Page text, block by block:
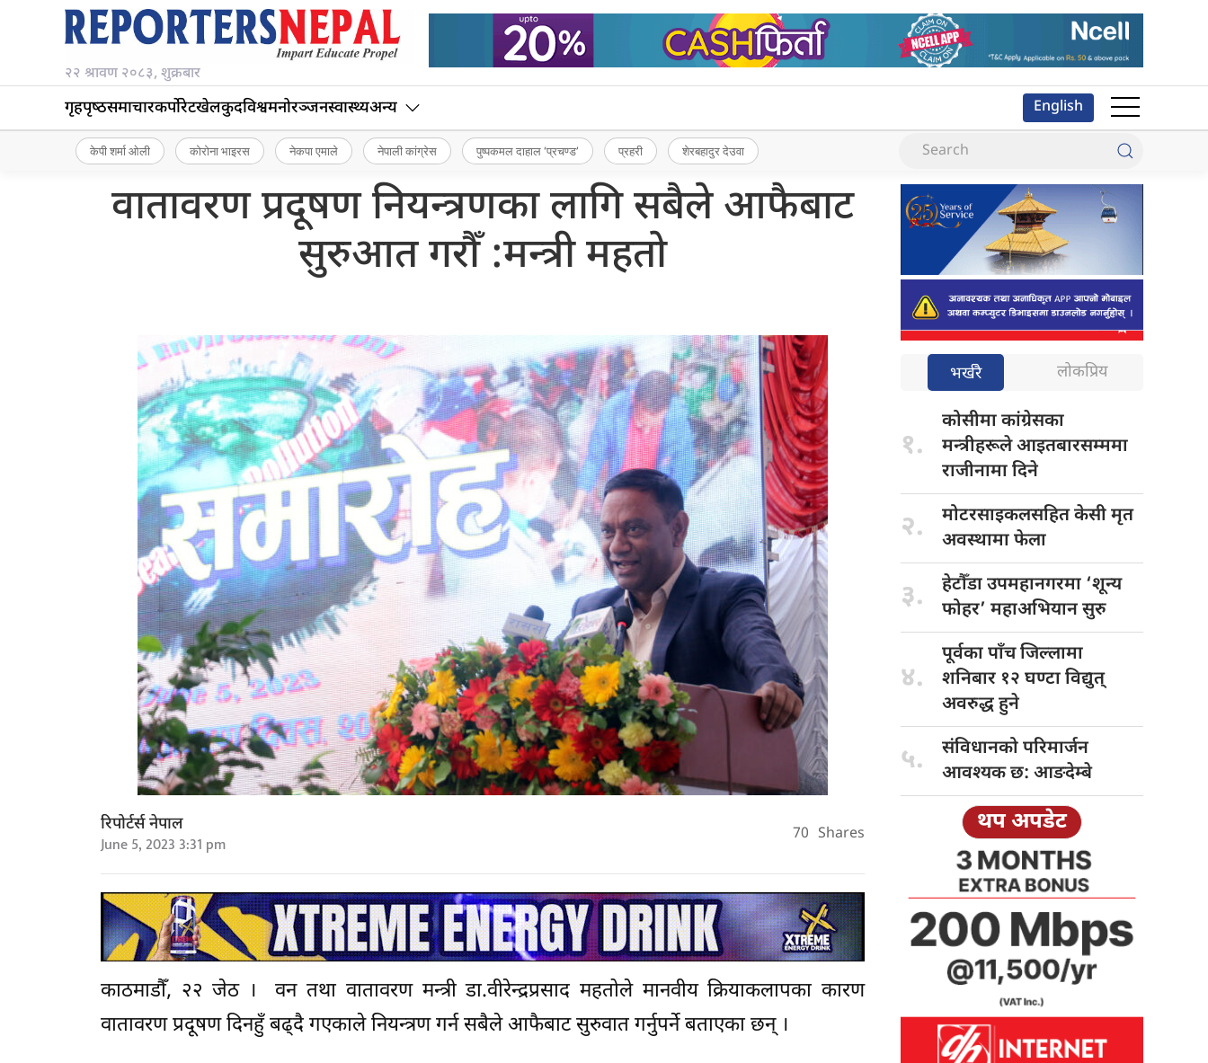
२२ श्रावण २०८३, शुक्रबार
गृहपृष्‍ठसमाचारकर्पोरेटखेलकुदविश्वमनोरञ्जनस्वास्थ्यअन्य English
केपी शर्मा ओली कोरोना भाइरस नेकपा एमाले नेपाली कांग्रेस पुष्पकमल दाहाल ‘प्रचण्ड’ प्रहरी शेरबहादुर देउवा
वातावरण प्रदूषण नियन्त्रणका लागि सबैले आफैबाट
सुरुआत गरौँ :मन्त्री महतो
रिपोर्टर्स नेपाल
June 5, 2023 3:31 pm 70 Shares
काठमाडौँ, २२ जेठ । वन तथा वातावरण मन्त्री डा.वीरेन्द्रप्रसाद महतोले मानवीय क्रियाकलापका कारण
वातावरण प्रदूषण दिनहुँ बढ्दै गएकाले नियन्त्रण गर्न सबैले आफैबाट सुरुवात गर्नुपर्ने बताएका छन् ।
भर्खरै लोकप्रिय
१.
कोसीमा कांग्रेसका
मन्त्रीहरूले आइतबारसम्ममा
राजीनामा दिने
२. मोटरसाइकलसहित केसीमृत
अवस्थामा फेला
३. हेटौँडा उपमहानगरमा ‘शून्य
फोहर’ महाअभियान सुरु
४.
पूर्वका पाँचजिल्लामा
शनिबार १२ घण्टा विद्युत्
अवरुद्ध हुने
५.
संविधानको परिमार्जन
आवश्यक छ: आङदेम्बे
थप अपडेट